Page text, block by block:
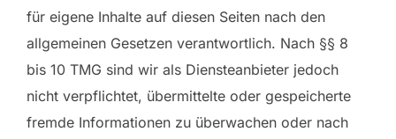
für eigene Inhalte auf diesen Seiten nach den
allgemeinen Gesetzen verantwortlich. Nach §§ 8
bis 10 TMG sind wir als Diensteanbieter jedoch
nicht verpflichtet, übermittelte oder gespeicherte
fremde Informationen zu überwachen oder nach